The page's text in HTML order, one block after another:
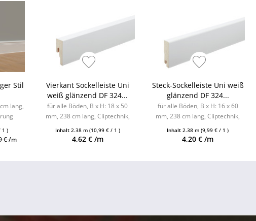
Stil
lang,
1 )
€ /m
Vierkant Sockelleiste Uni
weiß glänzend DF 324...
für alle Böden, B x H: 18 x 50
mm, 238 cm lang, Cliptechnik,
erhältlich
Inhalt 2.38 m (10,99 € / 1 )
4,62 € /m
Steck-Sockelleiste Uni weiß
glänzend DF 324...
für alle Böden, B x H: 16 x 60
mm, 238 cm lang, Cliptechnik,
erhältlich
Inhalt2.38 m(9,99 € / 1 )
4,20 € /m